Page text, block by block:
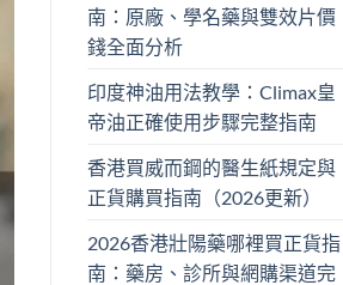
南：原廠、學名藥與雙效片價
錢全面分析
印度神油用法教學：Climax皇
帝油正確使用步驟完整指南
香港買威而鋼的醫生紙規定與
正貨購買指南（2026更新）
2026香港壯陽藥哪裡買正貨指
南：藥房、診所與網購渠道完